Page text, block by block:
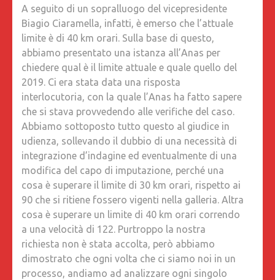
A seguito di un sopralluogo del vicepresidente
Biagio Ciaramella, infatti, è emerso che l’attuale
limite è di 40 km orari. Sulla base di questo,
abbiamo presentato una istanza all’Anas per
chiedere qual è il limite attuale e quale quello del
2019. Ci era stata data una risposta
interlocutoria, con la quale l’Anas ha fatto sapere
che si stava provvedendo alle verifiche del caso.
Abbiamo sottoposto tutto questo al giudice in
udienza, sollevando il dubbio di una necessità di
integrazione d’indagine ed eventualmente di una
modifica del capo di imputazione, perché una
cosa è superare il limite di 30 km orari, rispetto ai
90 che si ritiene fossero vigenti nella galleria. Altra
cosa è superare un limite di 40 km orari correndo
a una velocità di 122. Purtroppo la nostra
richiesta non è stata accolta, però abbiamo
dimostrato che ogni volta che ci siamo noi in un
processo, andiamo ad analizzare ogni singolo